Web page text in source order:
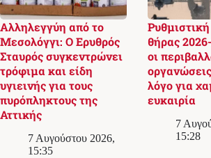
Αλληλεγγύη από το
Μεσολόγγι: Ο Ερυθρός
Σταυρός συγκεντρώνει
τρόφιμα και είδη
υγιεινής για τους
πυρόπληκτους της
Αττικής
7 Αυγούστου 2026,
15:35
θήρας
οι
λόγο για
ευκαιρία
7
15:28